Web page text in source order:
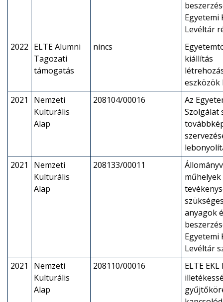
Egyetemi
Levéltár
2022 ELTE Alumni
Tagozati
támogatás
nincs
kiállítás
eszközök
2021
Nemzeti
Kulturális
Alap
208104/00016
Az
Szolgálat
2021
Nemzeti
Kulturális
Alap
208133/00011
műhelyek
anyagok
Egyetemi
Levéltár
2021
Nemzeti
Kulturális
Alap
208110/00016
ELTE